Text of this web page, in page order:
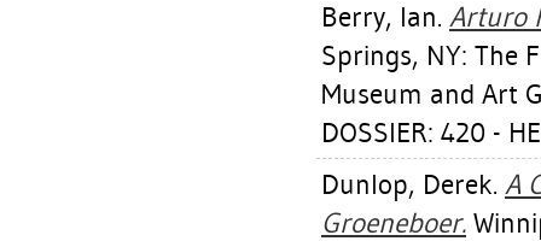
Berry, Ian. Arturo
Springs, NY: The
Museum and Art
DOSSIER: 420 -
Dunlop, Derek. A
Groeneboer.